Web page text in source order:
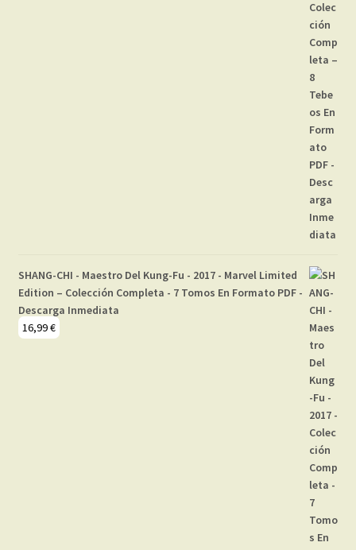
SHANG-CHI - Maestro Del Kung-Fu - 2017 - Marvel Limited
Edition – Colección Completa - 7 Tomos En Formato PDF -
Descarga Inmediata
16,99€